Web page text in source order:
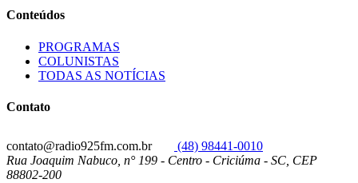
Conteúdos
PROGRAMAS
COLUNISTAS
TODAS AS NOTÍCIAS
Contato
contato@radio925fm.com.br
(48) 98441-0010
Rua Joaquim Nabuco, n° 199 - Centro - Criciúma - SC, CEP
88802-200